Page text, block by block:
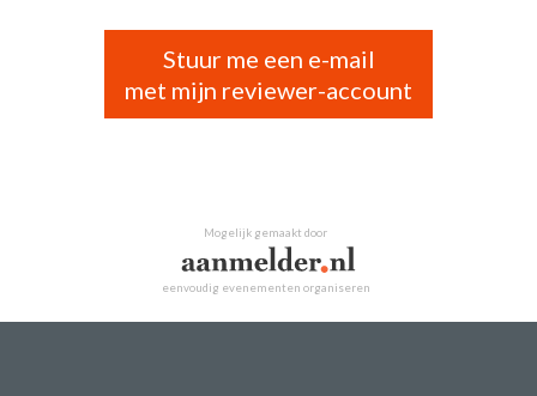
Stuur me een e-mail
met mijn reviewer-account
Mogelijk gemaakt door
eenvoudig evenementen organiseren